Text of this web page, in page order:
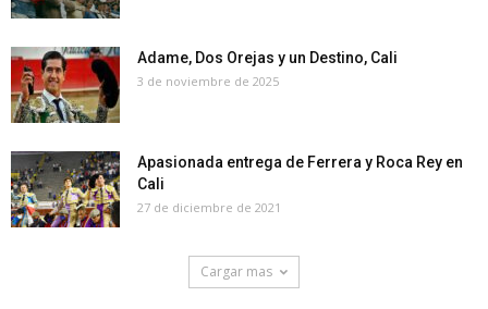
Adame, Dos Orejas y un Destino, Cali
3 de noviembre de 2025
Apasionada entrega de Ferrera y Roca Rey en
Cali
27 de diciembre de 2021
Cargar mas